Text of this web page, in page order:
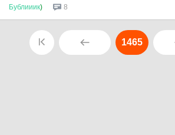
Бублииик) 8
1465